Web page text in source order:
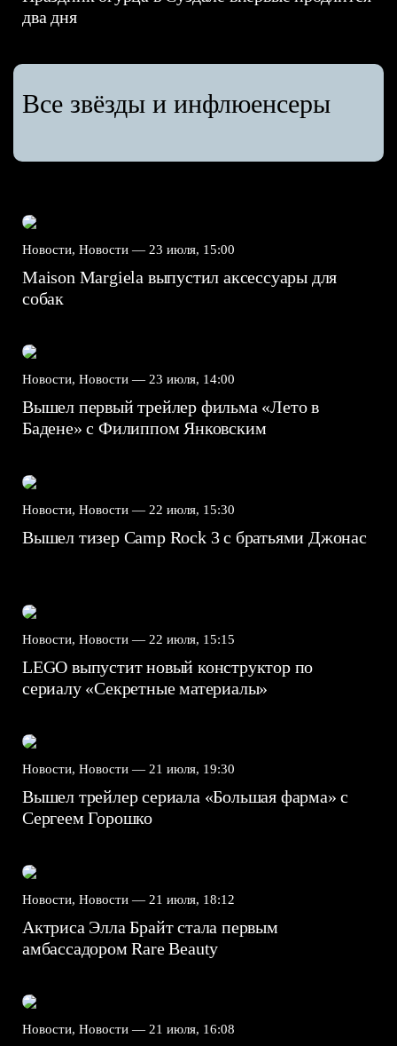
два дня
Все звёзды и инфлюенсеры
Новости, Новости — 23 июля, 15:00
Maison Margiela выпустил аксессуары для
собак
Новости, Новости — 23 июля, 14:00
Вышел первый трейлер фильма «Лето в
Бадене» с Филиппом Янковским
Новости, Новости — 22 июля, 15:30
Вышел тизер Camp Rock 3 с братьями Джонас
Новости, Новости — 22 июля, 15:15
LEGO выпустит новый конструктор по
сериалу «Секретные материалы»
Новости, Новости — 21 июля, 19:30
Вышел трейлер сериала «Большая фарма» с
Сергеем Горошко
Новости, Новости — 21 июля, 18:12
Актриса Элла Брайт стала первым
амбассадором Rare Beauty
Новости, Новости — 21 июля, 16:08